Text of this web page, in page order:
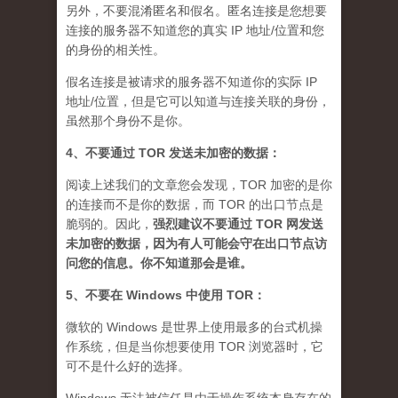
另外，不要混淆匿名和假名。匿名连接是您想要
连接的服务器不知道您的真实 IP 地址/位置和您
的身份的相关性。
假名连接是被请求的服务器不知道你的实际 IP
地址/位置，但是它可以知道与连接关联的身份，
虽然那个身份不是你。
4、不要通过 TOR 发送未加密的数据：
阅读上述我们的文章您会发现，TOR 加密的是你
的连接而不是你的数据，而 TOR 的出口节点是
脆弱的。因此， 强烈建议不要通过 TOR 网发送
未加密的数据，因为有人可能会守在出口节点访
问您的信息。你不知道那会是谁。
5、不要在 Windows 中使用 TOR：
微软的 Windows 是世界上使用最多的台式机操
作系统，但是当你想要使用 TOR 浏览器时，它
可不是什么好的选择。